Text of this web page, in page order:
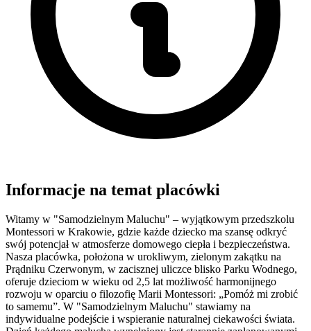
Informacje na temat placówki
Witamy w "Samodzielnym Maluchu" – wyjątkowym przedszkolu
Montessori w Krakowie, gdzie każde dziecko ma szansę odkryć
swój potencjał w atmosferze domowego ciepła i bezpieczeństwa.
Nasza placówka, położona w urokliwym, zielonym zakątku na
Prądniku Czerwonym, w zacisznej uliczce blisko Parku Wodnego,
oferuje dzieciom w wieku od 2,5 lat możliwość harmonijnego
rozwoju w oparciu o filozofię Marii Montessori: „Pomóż mi zrobić
to samemu”. W "Samodzielnym Maluchu" stawiamy na
indywidualne podejście i wspieranie naturalnej ciekawości świata.